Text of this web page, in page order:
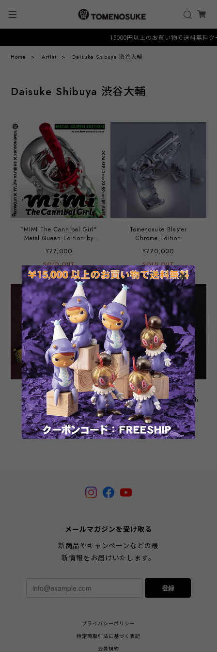
15000円以上のお買い物で送料無料ク
Home Artist Daisuke Shibuya 渋谷大輔
Daisuke Shibuya 渋谷大輔
"MIMI The Cannibal Girl"
Metal Queen Edition by
¥77,000
SOLD OUT
Tomenosuke Blaster
Chrome Edition
¥770,000
SOLD OUT
Engraving Tomenosuke
Blaster OG Stunt Model
24K Finish
¥209,000
SOLD OUT
Tomenosuke Blaster OG
Stunt Model Chrome Finish
¥165,000
SOLD OUT
メールマガジンを受け取る
新商品やキャンペーンなどの最
新情報をお届けいたします。
登録
プライバシーポリシー
特定商取引法に基づく表記
会員規約